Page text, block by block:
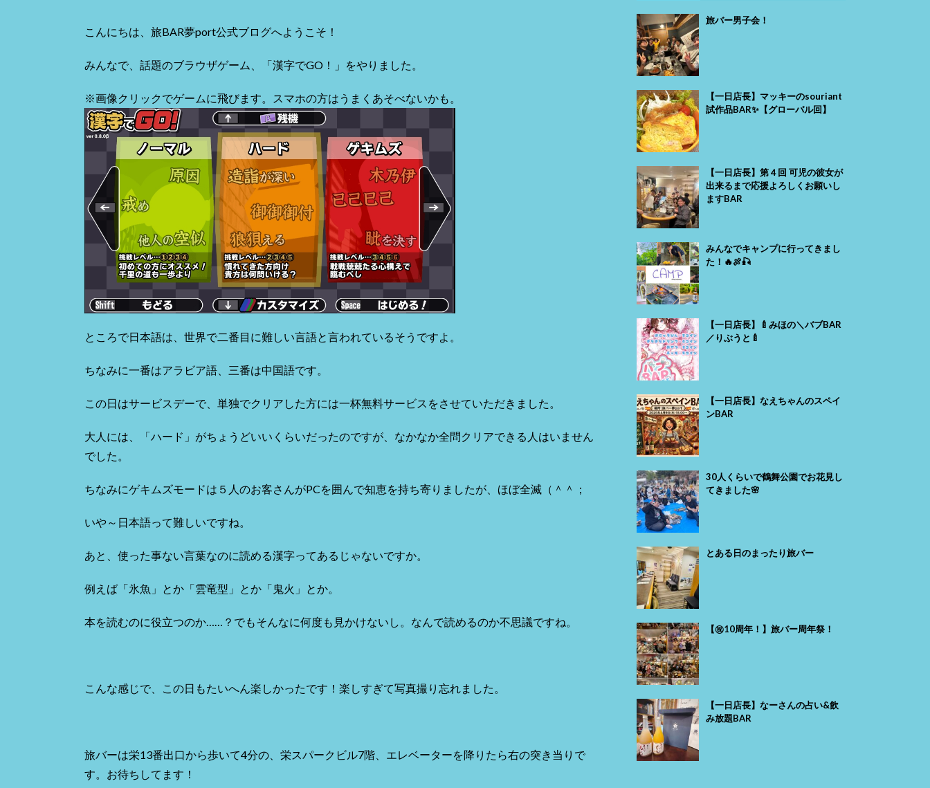
こんにちは、旅BAR夢port公式ブログへようこそ！
みんなで、話題のブラウザゲーム、「漢字でGO！」をやりました。
※画像クリックでゲームに飛びます。スマホの方はうまくあそべないかも。
ところで日本語は、世界で二番目に難しい言語と言われているそうですよ。
ちなみに一番はアラビア語、三番は中国語です。
この日はサービスデーで、単独でクリアした方には一杯無料サービスをさせていただきました。
大人には、「ハード」がちょうどいいくらいだったのですが、なかなか全問クリアできる人はいません
でした。
ちなみにゲキムズモードは５人のお客さんがPCを囲んで知恵を持ち寄りましたが、ほぼ全滅（＾＾；
いや～日本語って難しいですね。
あと、使った事ない言葉なのに読める漢字ってあるじゃないですか。
例えば「氷魚」とか「雲竜型」とか「鬼火」とか。
本を読むのに役立つのか……？でもそんなに何度も見かけないし。なんで読めるのか不思議ですね。
こんな感じで、この日もたいへん楽しかったです！楽しすぎて写真撮り忘れました。
旅バーは栄13番出口から歩いて4分の、栄スパークビル7階、エレベーターを降りたら右の突き当りで
す。お待ちしてます！
旅バー男子会！
【一日店長】マッキーのsouriant
試作品BAR✨【グローバル回】
【一日店長】第４回 可児の彼女が
出来るまで応援よろしくお願いし
ますBAR
みんなでキャンプに行ってきまし
た！🔥🍖🎣
【一日店長】🍼みほの＼バブBAR
／りぶうと🍼
【一日店長】なえちゃんのスペイ
ンBAR
30人くらいで鶴舞公園でお花見し
てきました🌸
とある日のまったり旅バー
【㊗️10周年！】旅バー周年祭！
【一日店長】なーさんの占い&飲
み放題BAR